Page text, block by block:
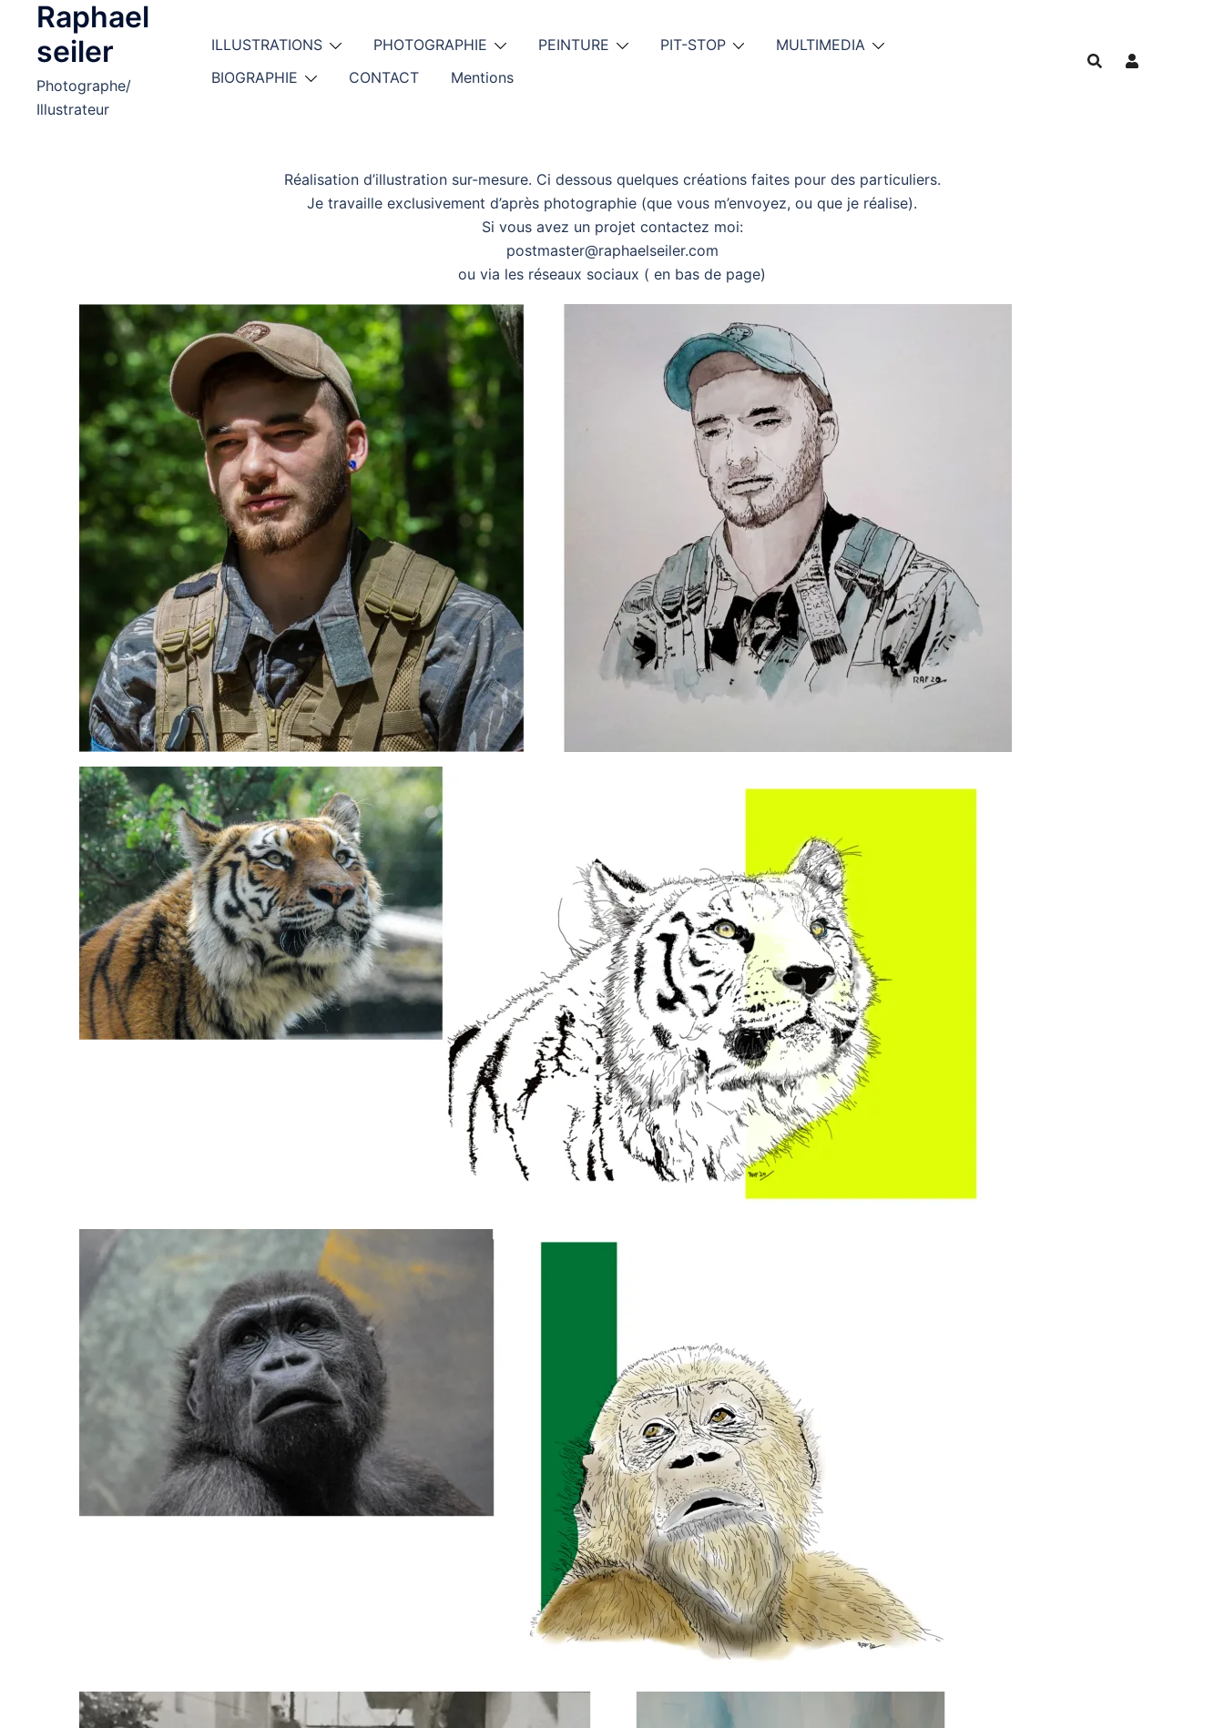
contenu
Raphael
seiler
Photographe/
Illustrateur
ILLUSTRATIONS PHOTOGRAPHIE PEINTURE PIT-STOP
MULTIMEDIA
BIOGRAPHIE
CONTACT Mentions
Réalisation d’illustration sur-mesure. Ci dessous quelques créations faites pour des particuliers.
Je travaille exclusivement d’après photographie (que vous m’envoyez, ou que je réalise).
Si vous avez un projet contactez moi:
postmaster@raphaelseiler.com
ou via les réseaux sociaux ( en bas de page)